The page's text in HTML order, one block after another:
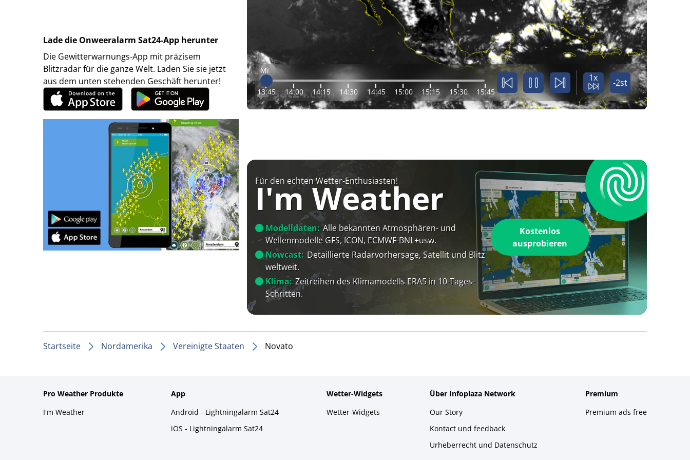
Lade die Onweeralarm Sat24-App herunter
Die Gewitterwarnungs-App mit präzisem
Blitzradar für die ganze Welt. Laden Sie sie jetzt
aus dem unten stehenden Geschäft herunter!
Mi
13:45 14:00 14:15 14:30 14:45 15:00 15:15 15:30 15:45
1x -2st
Für den echten Wetter-Enthusiasten!
I'm Weather
Modelldaten: Alle bekannten Atmosphären- und
Wellenmodelle GFS, ICON, ECMWF-BNL+usw.
Nowcast: Detaillierte Radarvorhersage, Satellit und Blitz
weltweit.
Klima: Zeitreihen des Klimamodells ERA5 in 10-Tages-
Schritten.
Kostenlos
ausprobieren
Startseite Nordamerika Vereinigte Staaten Novato
Pro Weather Produkte
I'm Weather
App
Android - Lightningalarm Sat24
iOS - Lightningalarm Sat24
Wetter-Widgets
Wetter-Widgets
Über Infoplaza Network
Our Story
Kontact und feedback
Urheberrecht und Datenschutz
Premium
Premium ads free